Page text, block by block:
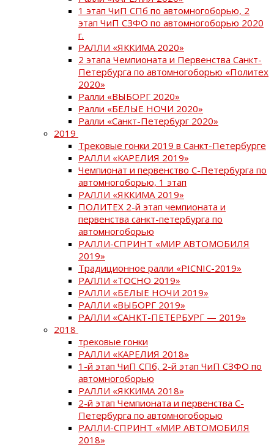
1 этап ЧиП СПб по автомногоборью, 2
этап ЧиП СЗФО по автомногоборью 2020
г.
РАЛЛИ «ЯККИМА 2020»
2 этапа Чемпионата и Первенства Санкт-
Петербурга по автомногоборью «Политех
2020»
Ралли «ВЫБОРГ 2020»
Ралли «БЕЛЫЕ НОЧИ 2020»
Ралли «Санкт-Петербург 2020»
2019
Трековые гонки 2019 в Санкт-Петербурге
РАЛЛИ «КАРЕЛИЯ 2019»
Чемпионат и первенство С-Петербурга по
автомногоборью, 1 этап
РАЛЛИ «ЯККИМА 2019»
ПОЛИТЕХ 2-й этап чемпионата и
первенства санкт-петербурга по
автомногоборью
РАЛЛИ-СПРИНТ «МИР АВТОМОБИЛЯ
2019»
Традиционное ралли «PICNIC-2019»
РАЛЛИ «ТОСНО 2019»
РАЛЛИ «БЕЛЫЕ НОЧИ 2019»
РАЛЛИ «ВЫБОРГ 2019»
РАЛЛИ «САНКТ-ПЕТЕРБУРГ — 2019»
2018
трековые гонки
РАЛЛИ «КАРЕЛИЯ 2018»
1-й этап ЧиП СПб, 2-й этап ЧиП СЗФО по
автомногоборью
РАЛЛИ «ЯККИМА 2018»
2-й этап Чемпионата и первенства С-
Петербурга по автомногоборью
РАЛЛИ-СПРИНТ «МИР АВТОМОБИЛЯ
2018»